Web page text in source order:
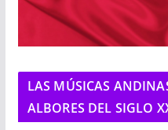
LAS MÚSICAS
ALBORES DEL SIGLO